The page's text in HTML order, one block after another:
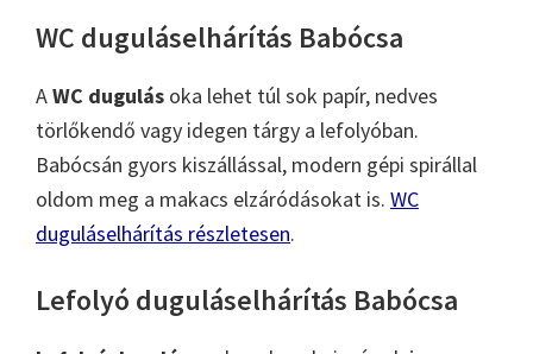
WC duguláselhárítás Babócsa
AWC dugulás oka lehet túl sok papír, nedves
törlőkendő vagy idegen tárgy a lefolyóban.
Babócsán gyors kiszállással, modern gépi spirállal
oldom meg a makacs elzáródásokat is. WC
duguláselhárítás részletesen.
Lefolyó duguláselhárítás Babócsa